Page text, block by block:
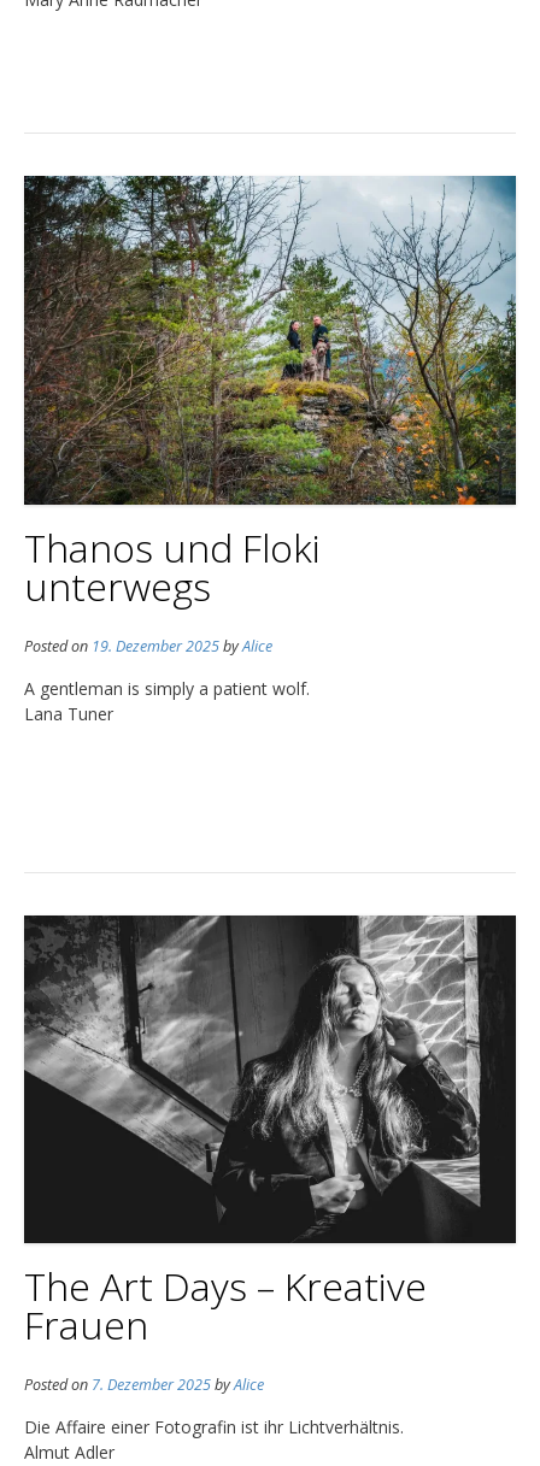
Thanos und Floki
unterwegs
Posted on 19. Dezember 2025byAlice
A gentleman is simply a patient wolf.
Lana Tuner
The Art Days – Kreative
Frauen
Posted on 7. Dezember 2025byAlice
Die Affaire einer Fotografin ist ihr Lichtverhältnis.
Almut Adler